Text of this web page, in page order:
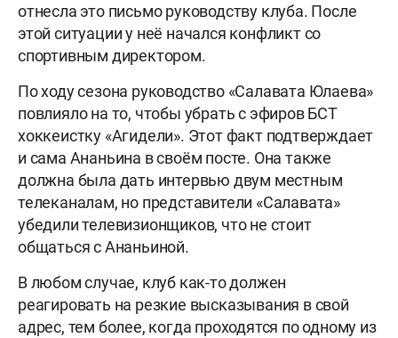
отнесла это письмо руководству клуба. После
этой ситуации у неё начался конфликт со
спортивным директором.
По ходу сезона руководство «Салавата Юлаева»
повлияло на то, чтобы убрать с эфиров БСТ
хоккеистку «Агидели». Этот факт подтверждает
и сама Ананьина в своём посте. Она также
должна была дать интервью двум местным
телеканалам, но представители «Салавата»
убедили телевизионщиков, что не стоит
общаться с Ананьиной.
В любом случае, клуб как-то должен
реагировать на резкие высказывания в свой
адрес, тем более, когда проходятся по одному из